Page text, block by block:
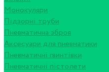
Монокуляри
Підзорні труби
Пневматична зброя
Аксесуари для пневматики
Пневматичні гвинтівки
Пневматичні пістолети